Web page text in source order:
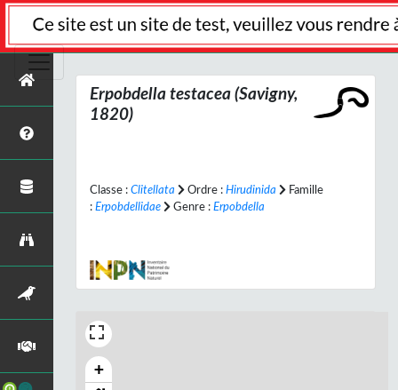
Erpobdella testacea (Savigny,
1820)
Classe : Clitellata Ordre : Hirudinida
Famille
: Erpobdellidae Genre : Erpobdella
+